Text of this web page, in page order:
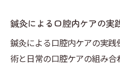
鍼灸による口腔内ケアの実
鍼灸による口腔内ケアの実
術と日常の口腔ケアの組み